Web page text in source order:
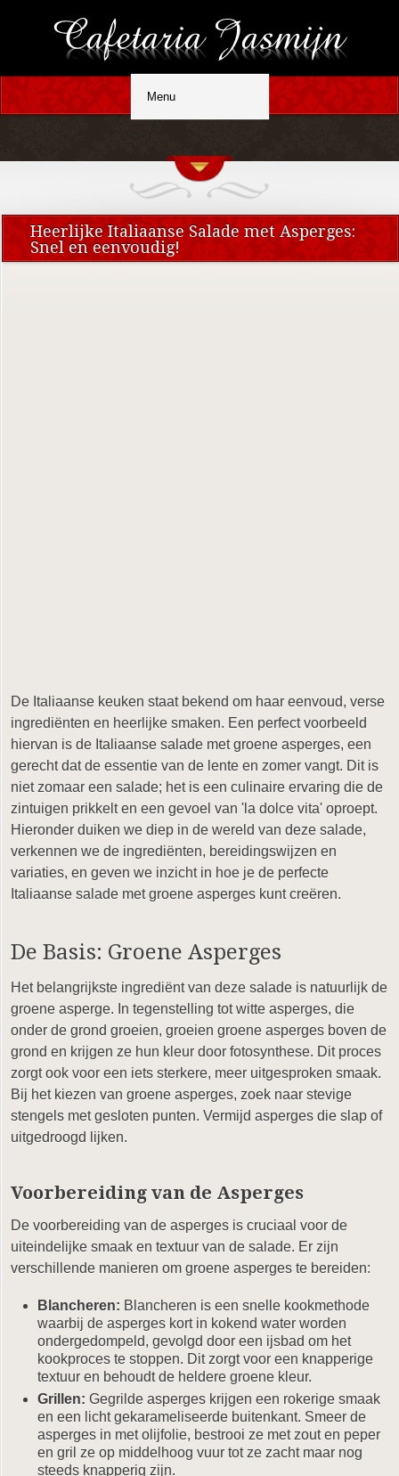
Heerlijke Italiaanse Salade met Asperges:
Snel en eenvoudig!
De Italiaanse keuken staat bekend om haar eenvoud, verse
ingrediënten en heerlijke smaken. Een perfect voorbeeld
hiervan is de Italiaanse salade met groene asperges, een
gerecht dat de essentie van de lente en zomer vangt. Dit is
niet zomaar een salade; het is een culinaire ervaring die de
zintuigen prikkelt en een gevoel van 'la dolce vita' oproept.
Hieronder duiken we diep in de wereld van deze salade,
verkennen we de ingrediënten, bereidingswijzen en
variaties, en geven we inzicht in hoe je de perfecte
Italiaanse salade met groene asperges kunt creëren.
De Basis: Groene Asperges
Het belangrijkste ingrediënt van deze salade is natuurlijk de
groene asperge. In tegenstelling tot witte asperges, die
onder de grond groeien, groeien groene asperges boven de
grond en krijgen ze hun kleur door fotosynthese. Dit proces
zorgt ook voor een iets sterkere, meer uitgesproken smaak.
Bij het kiezen van groene asperges, zoek naar stevige
stengels met gesloten punten. Vermijd asperges die slap of
uitgedroogd lijken.
Voorbereiding van de Asperges
De voorbereiding van de asperges is cruciaal voor de
uiteindelijke smaak en textuur van de salade. Er zijn
verschillende manieren om groene asperges te bereiden:
Blancheren: Blancheren is een snelle kookmethode
waarbij de asperges kort in kokend water worden
ondergedompeld, gevolgd door een ijsbad om het
kookproces te stoppen. Dit zorgt voor een knapperige
textuur en behoudt de heldere groene kleur.
Grillen: Gegrilde asperges krijgen een rokerige smaak
en een licht gekarameliseerde buitenkant. Smeer de
asperges in met olijfolie, bestrooi ze met zout en peper
en gril ze op middelhoog vuur tot ze zacht maar nog
steeds knapperig zijn.